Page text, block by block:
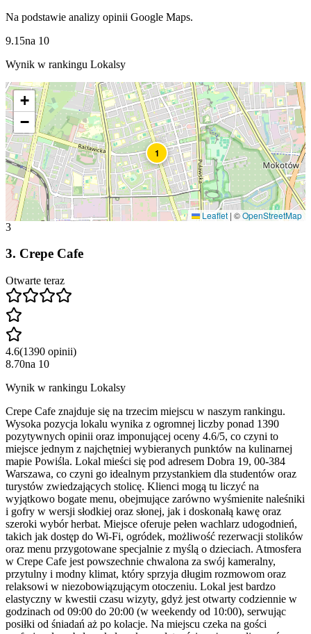
Na podstawie analizy opinii Google Maps.
9.15na 10
Wynik w rankingu Lokalsy
1
+
−
Leaflet | ©OpenStreetMap
3
3. Crepe Cafe
Otwarte teraz
4.6(1390 opinii)
8.70na 10
Wynik w rankingu Lokalsy
Crepe Cafe znajduje się na trzecim miejscu w naszym rankingu.
Wysoka pozycja lokalu wynika z ogromnej liczby ponad 1390
pozytywnych opinii oraz imponującej oceny 4.6/5, co czyni to
miejsce jednym z najchętniej wybieranych punktów na kulinarnej
mapie Powiśla. Lokal mieści się pod adresem Dobra 19, 00-384
Warszawa, co czyni go idealnym przystankiem dla studentów oraz
turystów zwiedzających stolicę. Klienci mogą tu liczyć na
wyjątkowo bogate menu, obejmujące zarówno wyśmienite naleśniki
i gofry w wersji słodkiej oraz słonej, jak i doskonałą kawę oraz
szeroki wybór herbat. Miejsce oferuje pełen wachlarz udogodnień,
takich jak dostęp do Wi-Fi, ogródek, możliwość rezerwacji stolików
oraz menu przygotowane specjalnie z myślą o dzieciach. Atmosfera
w Crepe Cafe jest powszechnie chwalona za swój kameralny,
przytulny i modny klimat, który sprzyja długim rozmowom oraz
relaksowi w niezobowiązującym otoczeniu. Lokal jest bardzo
elastyczny w kwestii czasu wizyty, gdyż jest otwarty codziennie w
godzinach od 09:00 do 20:00 (w weekendy od 10:00), serwując
posiłki od śniadań aż po kolacje. Na miejscu czeka na gości